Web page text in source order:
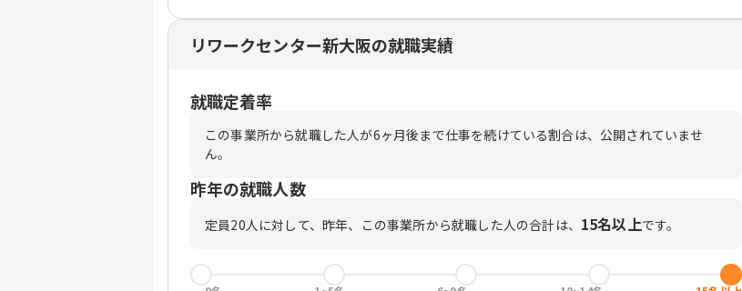
リワークセンター新大阪の就職実績
就職定着率
この事業所から就職した人が6ヶ月後まで仕事を続けている割合は、公開されていませ
ん。
昨年の就職人数
定員20人に対して、昨年、この事業所から就職した人の合計は、 15名以上です。